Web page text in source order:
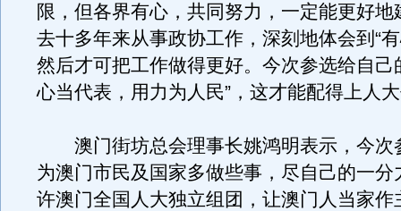
限，但各界有心，共同努力，一定能更好地
去十多年来从事政协工作，深刻地体会到“
然后才可把工作做得更好。今次参选给自己
心当代表，用力为人民”，这才能配得上人
澳门街坊总会理事长姚鸿明表示，今次
为澳门市民及国家多做些事，尽自己的一分
许澳门全国人大独立组团，让澳门人当家作